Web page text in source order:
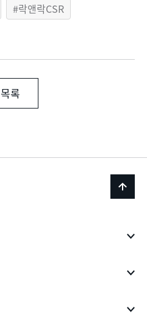
락앤락CSR
목록
back